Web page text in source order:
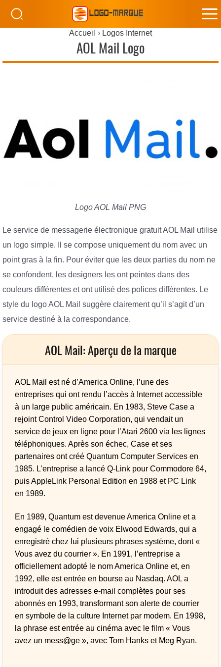
Accueil Logos Internet
AOL Mail Logo
Logo AOL Mail PNG
Le service de messagerie électronique gratuit AOL Mail utilise
un logo simple. Il se compose uniquement du nom avec un
point gras à la fin. Pour éviter que les deux parties du nom ne
se confondent, les designers les ont peintes dans des
couleurs différentes et ont utilisé des polices différentes. Le
style du logo AOL Mail suggère clairement qu’il s’agit d’un
service destiné à la correspondance.
AOL Mail: Aperçu de la marque
AOL Mail est né d’America Online, l’une des
entreprises qui ont rendu l’accès à Internet accessible
à un large public américain. En 1983, Steve Case a
rejoint Control Video Corporation, qui vendait un
service de jeux en ligne pour l’Atari 2600 via les lignes
téléphoniques. Après son échec, Case et ses
partenaires ont créé Quantum Computer Services en
1985. L’entreprise a lancé Q-Link pour Commodore 64,
puis AppleLink Personal Edition en 1988 et PC Link
en 1989.
En 1989, Quantum est devenue America Online et a
engagé le comédien de voix Elwood Edwards, qui a
enregistré chez lui plusieurs phrases système, dont «
Vous avez du courrier ». En 1991, l’entreprise a
officiellement adopté le nom America Online et, en
1992, elle est entrée en bourse au Nasdaq. AOL a
introduit des adresses e-mail complètes pour ses
abonnés en 1993, transformant son alerte de courrier
en symbole de la culture Internet par modem. En 1998,
la phrase est entrée au cinéma avec le film « Vous
avez un mess@ge », avec Tom Hanks et Meg Ryan.